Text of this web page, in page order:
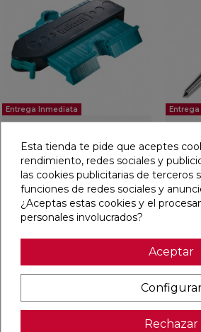
Entrega Inmediata
Ref: 23676949 Wolfcraft
PVP14,51 € (IVA incl.)
AÑADIR
Ref:
PVP
favorite
Esta tienda te pide que aceptes
rendimiento, redes sociales y
las cookies publicitarias de terceros
funciones de redes sociales y
¿Aceptas estas cookies y el
personales involucrados?
Aceptar
Configurar
Rechazar